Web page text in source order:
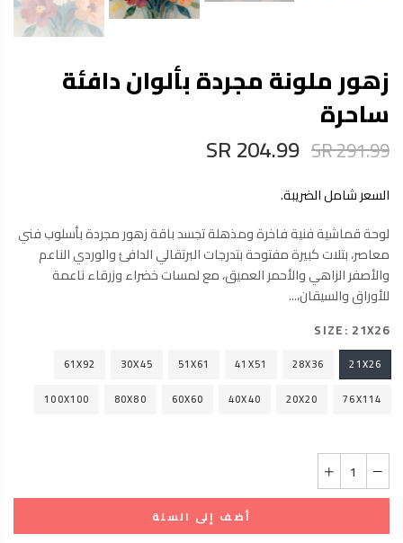
زهور ملونة مجردة بألوان دافئة
ساحرة
291.99 SR
204.99 SR
السعر شامل الضريبة.
لوحة قماشية فنية فاخرة ومذهلة تجسد باقة زهور مجردة بأسلوب فني
معاصر، بتلات كبيرة مفتوحة بتدرجات البرتقالي الدافئ والوردي الناعم
والأصفر الزاهي والأحمر العميق، مع لمسات خضراء وزرقاء ناعمة
للأوراق والسيقان،...
SIZE: 21X26
21X26
28X36
41X51
51X61
30X45
61X92
76X114
20X20
40X40
60X60
80X80
100X100
أضف إلى السلة